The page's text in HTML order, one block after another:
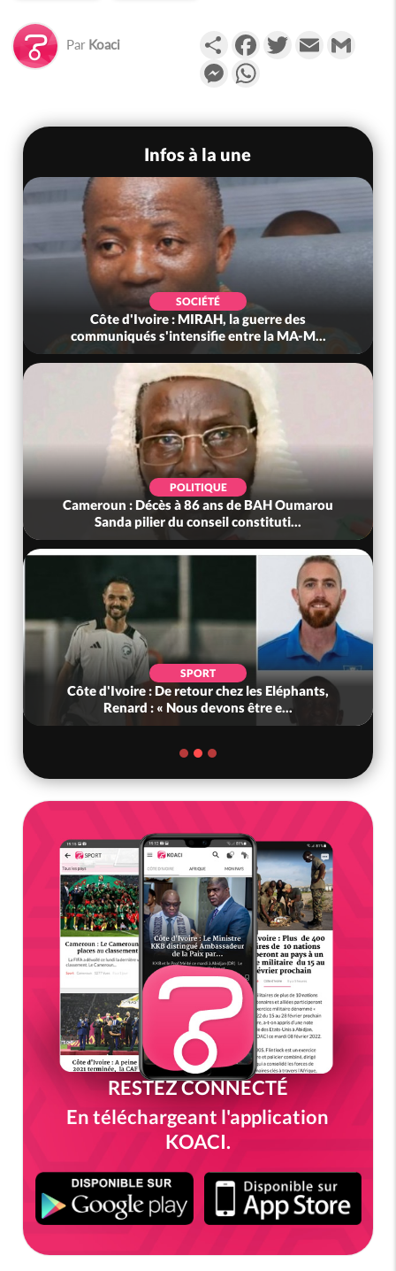
Par Koaci PartagerFacebookTwitterEmail
Messenger
Infos à la une
SOCIÉTÉ
Côte d'Ivoire : MIRAH, la guerre des
communiqués s'intensifie entre la MA-M...
POLITIQUE
Cameroun : Décès à 86 ans de BAH Oumarou
Sanda pilier du conseil constituti...
SPORT
Côte d'Ivoire : De retour chez les Eléphants,
Renard : « Nous devons être e...
RESTEZ CONNECTÉ
En téléchargeant l'application
KOACI.